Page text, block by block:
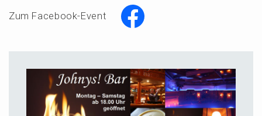
Zum Facebook-Event